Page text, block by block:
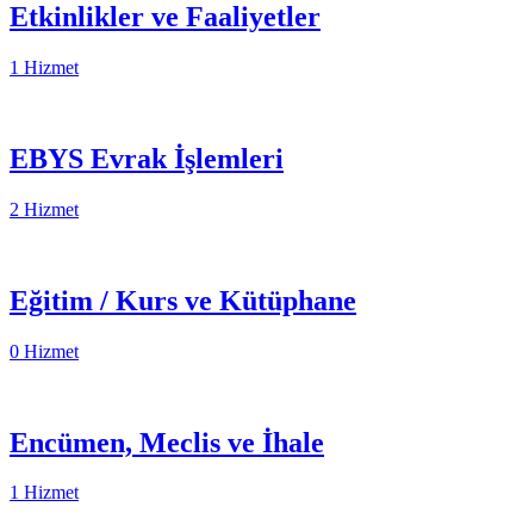
Etkinlikler ve Faaliyetler
1 Hizmet
EBYS Evrak İşlemleri
2 Hizmet
Eğitim / Kurs ve Kütüphane
0 Hizmet
Encümen, Meclis ve İhale
1 Hizmet